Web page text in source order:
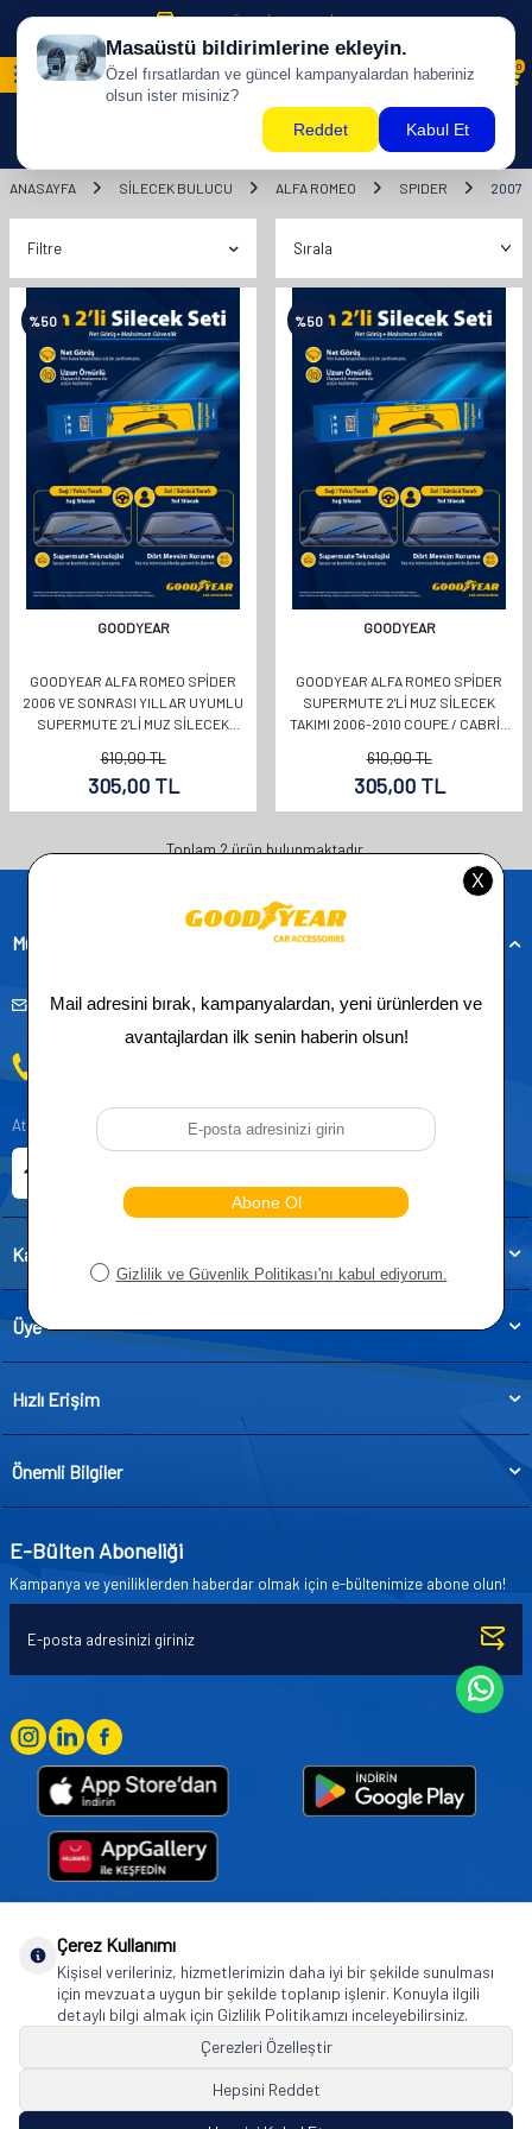
500 TL ÜZERİ KARGO BİZDEN !
0
ANASAYFA SILECEK BULUCU ALFA ROMEO SPIDER 2007
Filtre
%50
GOODYEAR
GOODYEAR ALFA ROMEO SPIDER
2006 VE SONRASI YILLAR UYUMLU
SUPERMUTE 2'LI MUZ SILECEK
610,00TL
305,00TL
%50
GOODYEAR
GOODYEAR ALFA ROMEO SPIDER
SUPERMUTE 2'LI MUZ SILECEK
TAKIMI 2006-2010 COUPE / CABRIO
610,00TL
305,00TL
Toplam2ürün bulunmaktadır.
Müşteri Hizmetleri
musteridestek@goodyearotoaksesuar.com.tr
Atatürk, Kıraç Mevkii, Orhan Veli Cd. D:No:19, 34522 Esenyurt/İstanbul
Kategoriler
Üye
Hızlı Erişim
Önemli Bilgiler
E-Bülten Aboneliği
Kampanya ve yeniliklerden haberdar olmak için e-bültenimize abone olun!
Goodyear (and Winged Foot Design) are trademarks of or licensed to The Goodyear
Tire & Rubber Company used under license by Basbug Group Company,
Istanbul/Türkiye. © 2026 The Goodyear Tire & Rubber Company.
Çerez Kullanımı
Kişisel verileriniz, hizmetlerimizin daha iyi bir şekilde sunulması
için mevzuata uygun bir şekilde toplanıp işlenir. Konuyla ilgili
detaylı bilgi almak için Gizlilik Politikamızı inceleyebilirsiniz.
Çerezleri Özelleştir
Hepsini Reddet